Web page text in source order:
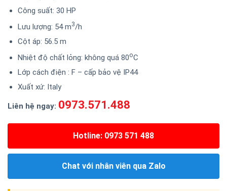
Công suất: 30 HP
Lưu lượng: 54 m3/h
Cột áp: 56.5 m
Nhiệt độ chất lỏng: không quá 80oC
Lớp cách điện : F – cấp bảo vệ IP44
Xuất xứ: Italy
Liên hệ ngay: 0973.571.488
Hotline: 0973 571 488
Chat với nhân viên qua Zalo